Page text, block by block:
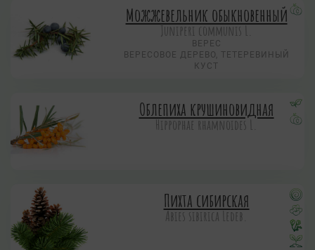
Можжевельник обыкновенный
Juniperi communis L.
ВЕРЕС
ВЕРЕСОВОЕ ДЕРЕВО, ТЕТЕРЕВИНЫЙ
КУСТ
Облепиха крушиновидная
Hippophae rhamnoides L.
Пихта сибирская
Abies sibirica Ledeb.